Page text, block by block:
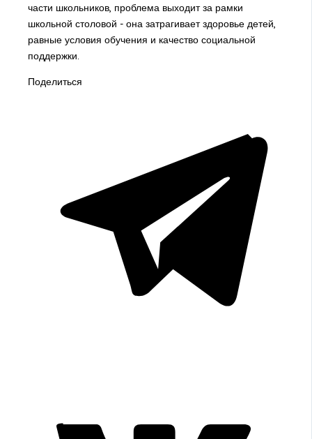
части школьников, проблема выходит за рамки
школьной столовой - она затрагивает здоровье детей,
равные условия обучения и качество социальной
поддержки.
Поделиться